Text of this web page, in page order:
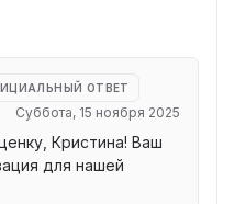
ОТВЕТ
Суббота, 15 ноября 2025
Кристина! Ваш
для нашей